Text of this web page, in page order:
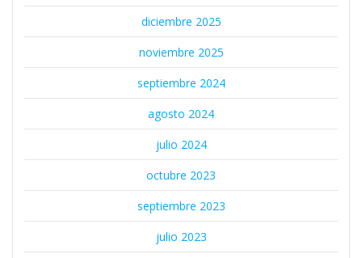
diciembre 2025
noviembre 2025
septiembre 2024
agosto 2024
julio 2024
octubre 2023
septiembre 2023
julio 2023